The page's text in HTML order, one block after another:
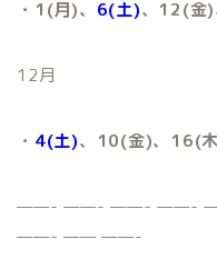
・1(月)、 6(土)、12(金
12月
・ 4(土)、10(金)、16(
——- ——- ——- ——-
——- —— ——-